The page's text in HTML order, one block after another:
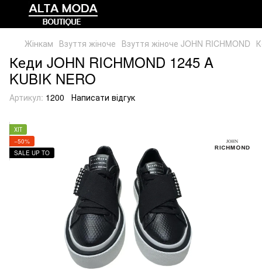
Жінкам Взуття жіноче Взуття жіноче JOHN RICHMOND
Кеди JOHN RICHMOND 1245 A
KUBIK NERO
Артикул: 1200 Написати відгук
ХІТ
−50%
SALE UP TO